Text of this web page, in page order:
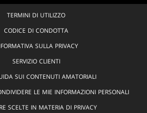
TERMINI DI UTILIZZO
CODICE DI CONDOTTA
SULLA PRIVACY
SERVIZIO CLIENTI
SUI CONTENUTI AMATORIALI
LE MIE INFORMAZIONI PERSONALI
SCELTE IN MATERIA DI PRIVACY